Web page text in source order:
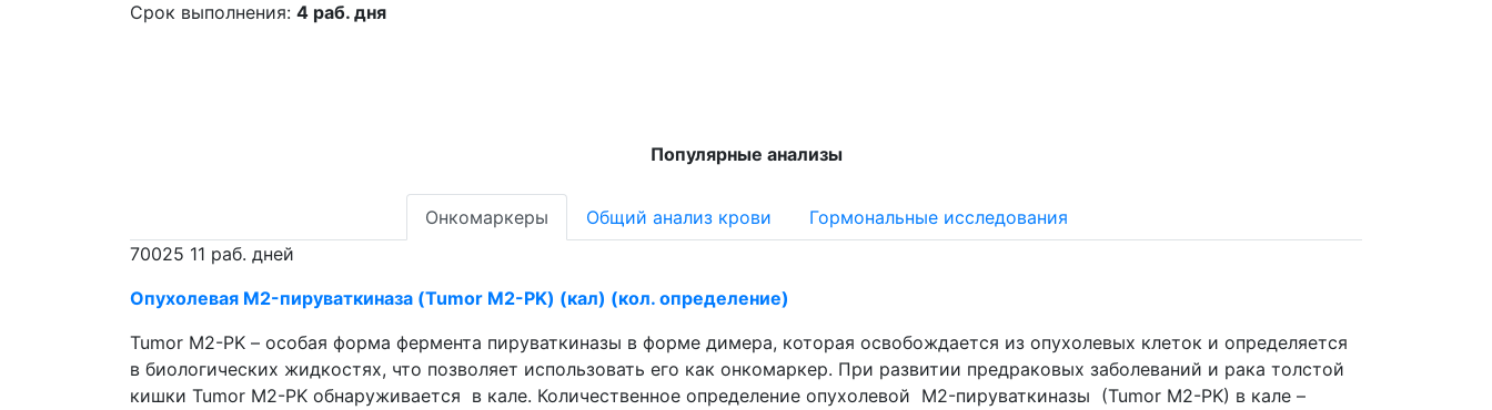
Срок выполнения: 4 раб. дня
Популярные анализы
Онкомаркеры Общий анализ крови
Гормональные исследования
70025 11 раб. дней
Опухолевая M2-пируваткиназа (Tumor M2-PK) (кал) (кол. определение)
Tumor M2-PK – особая форма фермента пируваткиназы в форме димера, которая освобождается из опухолевых клеток и определяется
в биологических жидкостях, что позволяет использовать его как онкомаркер. При развитии предраковых заболеваний и рака толстой
кишки Tumor M2-PK обнаруживается в кале. Количественное определение опухолевой M2-пируваткиназы (Tumor M2-PK) в кале –